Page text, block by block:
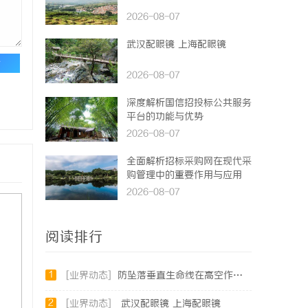
2026-08-07
武汉配眼镜 上海配眼镜
2026-08-07
深度解析国信招投标公共服务
平台的功能与优势
2026-08-07
全面解析招标采购网在现代采
购管理中的重要作用与应用
2026-08-07
阅读排行
1 [业界动态] 防坠落垂直生命线在高空作业中的关键应用与安全保障
2 [业界动态] 武汉配眼镜 上海配眼镜